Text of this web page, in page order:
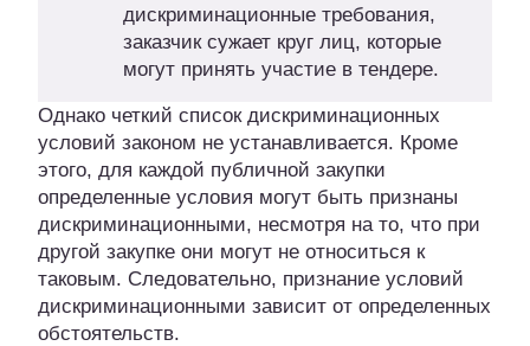
дискриминационные требования,
заказчик сужает круг лиц, которые
могут принять участие в тендере.
Однако четкий список дискриминационных
условий законом не устанавливается. Кроме
этого, для каждой публичной закупки
определенные условия могут быть признаны
дискриминационными, несмотря на то, что при
другой закупке они могут не относиться к
таковым. Следовательно, признание условий
дискриминационными зависит от определенных
обстоятельств.